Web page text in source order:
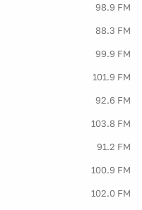
98.9 FM
88.3 FM
99.9 FM
101.9 FM
92.6 FM
103.8 FM
91.2 FM
100.9 FM
102.0 FM